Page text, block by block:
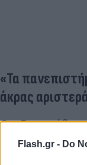
Flash.gr - Do
«Τα
άκρας
Ο κ Γεωργιάδης